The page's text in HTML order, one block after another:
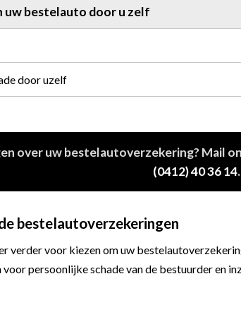
uw bestelauto door u zelf
door uzelf
over uw bestelautoverzekering? Mail
(0412) 40 36 14.
bestelautoverzekeringen
verder voor kiezen om uw
persoonlijke schade van de bestuurder en